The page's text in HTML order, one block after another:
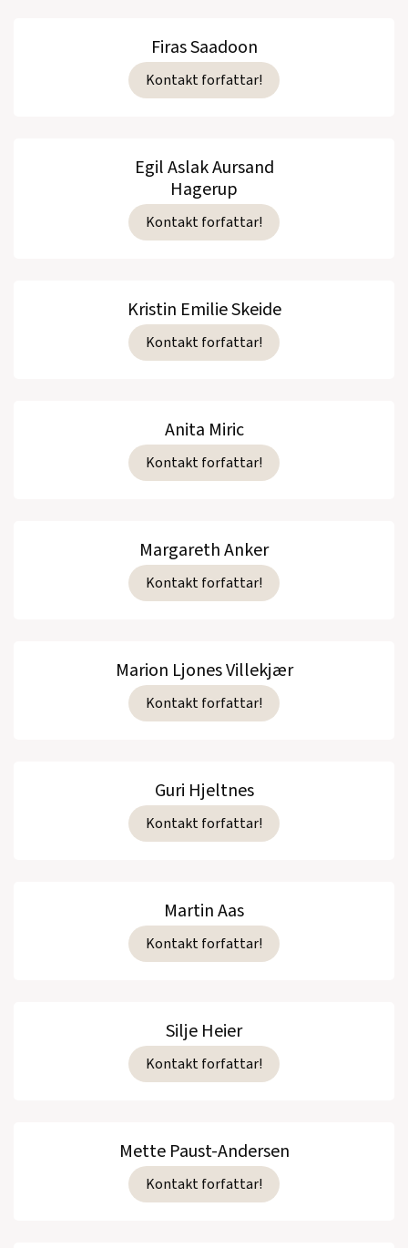
Firas Saadoon
Kontakt forfattar!
Egil Aslak Aursand
Hagerup
Kontakt forfattar!
Kristin Emilie Skeide
Kontakt forfattar!
Anita Miric
Kontakt forfattar!
Margareth Anker
Kontakt forfattar!
Marion Ljones Villekjær
Kontakt forfattar!
Guri Hjeltnes
Kontakt forfattar!
Martin Aas
Kontakt forfattar!
Silje Heier
Kontakt forfattar!
Mette Paust-Andersen
Kontakt forfattar!